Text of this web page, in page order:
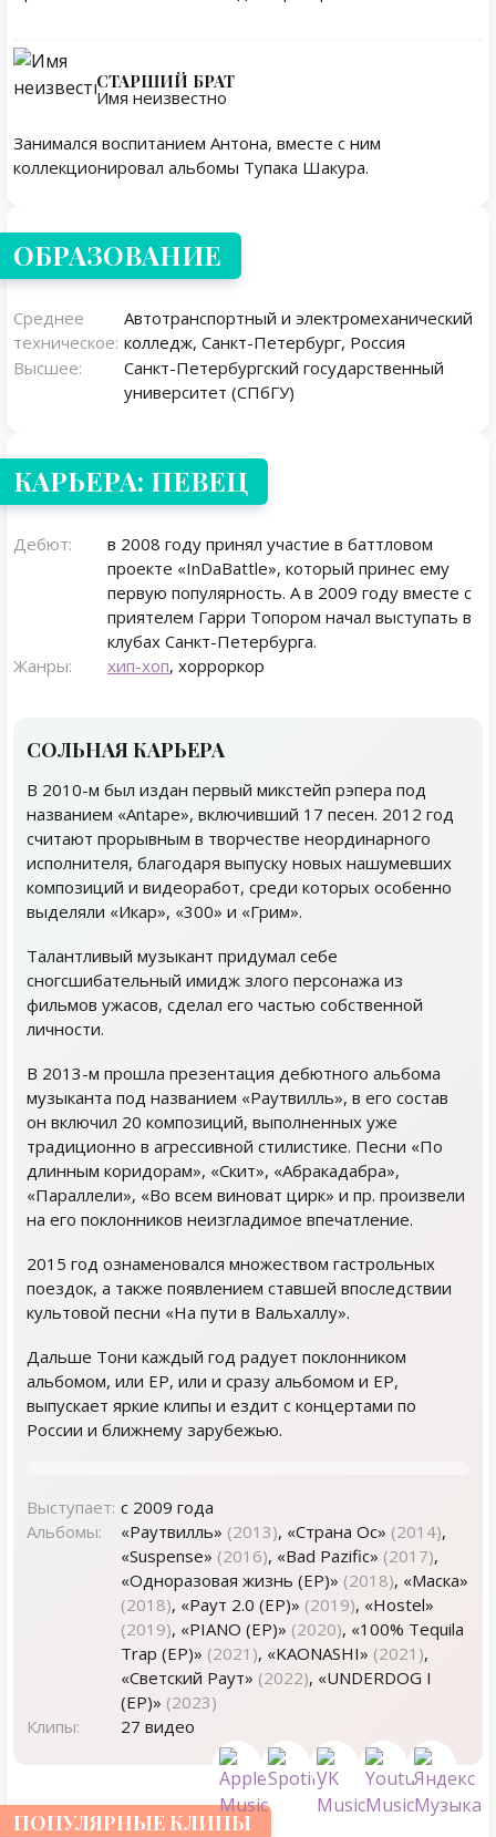
СТАРШИЙ БРАТ
Имя неизвестно
Занимался воспитанием Антона, вместе с ним
коллекционировал альбомы Тупака Шакура.
ОБРАЗОВАНИЕ
Среднее
техническое:
Автотранспортный и электромеханический
колледж, Санкт-Петербург, Россия
Высшее:
Санкт-Петербургский государственный
университет (СПбГУ)
КАРЬЕРА: ПЕВЕЦ
Дебют:
в 2008 году принял участие в баттловом
проекте «InDaBattle», который принес ему
первую популярность. А в 2009 году вместе с
приятелем Гарри Топором начал выступать в
клубах Санкт-Петербурга.
Жанры:
хип-хоп, хорроркор
СОЛЬНАЯ КАРЬЕРА
В 2010-м был издан первый микстейп рэпера под
названием «Antape», включивший 17 песен. 2012 год
считают прорывным в творчестве неординарного
исполнителя, благодаря выпуску новых нашумевших
композиций и видеоработ, среди которых особенно
выделяли «Икар», «300» и «Грим».
Талантливый музыкант придумал себе
сногсшибательный имидж злого персонажа из
фильмов ужасов, сделал его частью собственной
личности.
В 2013-м прошла презентация дебютного альбома
музыканта под названием «Раутвилль», в его состав
он включил 20 композиций, выполненных уже
традиционно в агрессивной стилистике. Песни «По
длинным коридорам», «Скит», «Абракадабра»,
«Параллели», «Во всем виноват цирк» и пр. произвели
на его поклонников неизгладимое впечатление.
2015 год ознаменовался множеством гастрольных
поездок, а также появлением ставшей впоследствии
культовой песни «На пути в Вальхаллу».
Дальше Тони каждый год радует поклонником
альбомом, или EP, или и сразу альбомом и EP,
выпускает яркие клипы и ездит с концертами по
России и ближнему зарубежью.
Выступает: с 2009 года
Альбомы:
«Раутвилль» (2013), «Страна Ос» (2014),
«Suspense» (2016), «Bad Pazific» (2017),
«Одноразовая жизнь (EP)» (2018), «Маска»
(2018), «Раут 2.0 (EP)» (2019), «Hostel»
(2019), «PIANO (EP)» (2020), «100% Tequila
Trap (EP)» (2021), «KAONASHI» (2021),
«Светский Раут» (2022), «UNDERDOG I
(EP)» (2023)
Клипы:
27 видео
ПОПУЛЯРНЫЕ КЛИПЫ